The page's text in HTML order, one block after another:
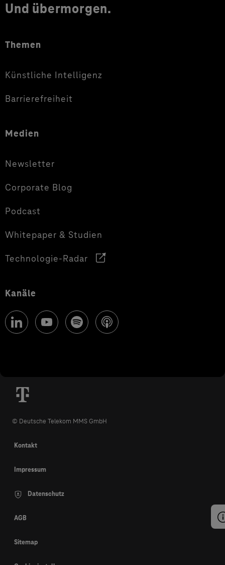
Und übermorgen.
Themen
Künstliche Intelligenz
Barrierefreiheit
Medien
Newsletter
Corporate Blog
Podcast
Whitepaper & Studien
Technologie-Radar
Kanäle
© Deutsche Telekom MMS GmbH
Kontakt
Impressum
Datenschutz
AGB
Sitemap